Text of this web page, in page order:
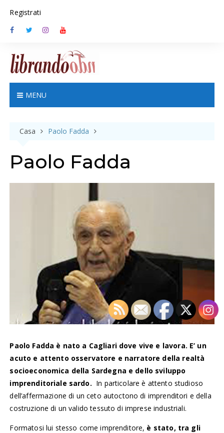
Registrati
MENU
Casa Paolo Fadda
Paolo Fadda
Paolo Fadda è nato a Cagliari dove vive e lavora. E’ un
acuto e attento osservatore e narratore della realtà
socioeconomica della Sardegna e dello sviluppo
imprenditoriale sardo. In particolare è attento studioso
dell’affermazione di un ceto autoctono di imprenditori e della
costruzione di un valido tessuto di imprese industriali.
Formatosi lui stesso come imprenditore, è stato, tra gli